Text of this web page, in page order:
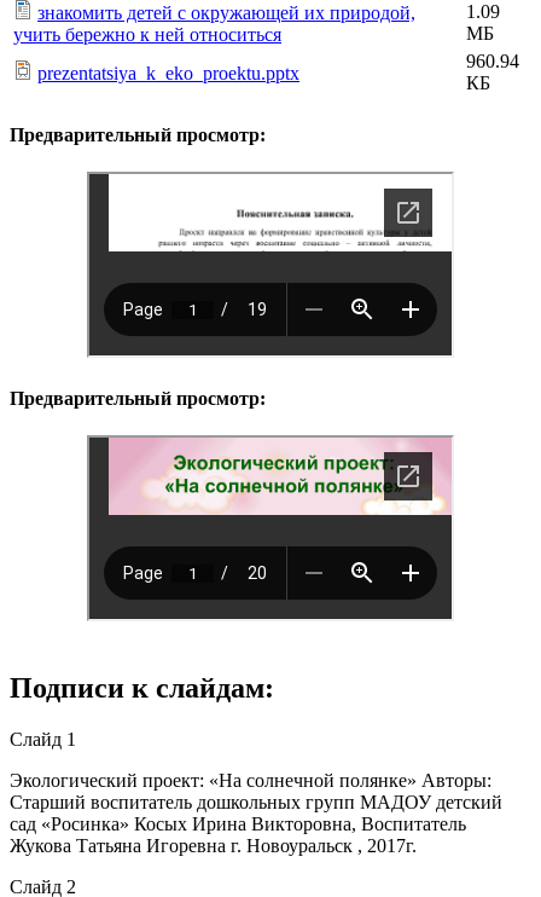
знакомить детей с окружающей их природой,
учить бережно к ней относиться
1.09
МБ
prezentatsiya_k_eko_proektu.pptx
960.94
КБ
Предварительный просмотр:
Предварительный просмотр:
Подписи к слайдам:
Слайд 1
Экологический проект: «На солнечной полянке» Авторы:
Старший воспитатель дошкольных групп МАДОУ детский
сад «Росинка» Косых Ирина Викторовна, Воспитатель
Жукова Татьяна Игоревна г. Новоуральск , 2017г.
Слайд 2